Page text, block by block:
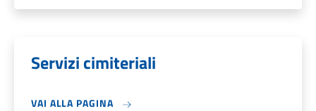
Servizi cimiteriali
VAI ALLA PAGINA